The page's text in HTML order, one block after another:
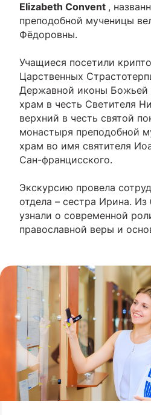
Elizabeth Convent ,
преподобной мученицы
Фёдоровны.
Учащиеся посетили
Царственных
Державной иконы Божьей
храм в честь Светителя
верхний в честь святой
монастыря преподобной
храм во имя святителя
Сан-францисского.
Экскурсию провела
отдела – сестра Ирина. Из
узнали о современной
православной веры и